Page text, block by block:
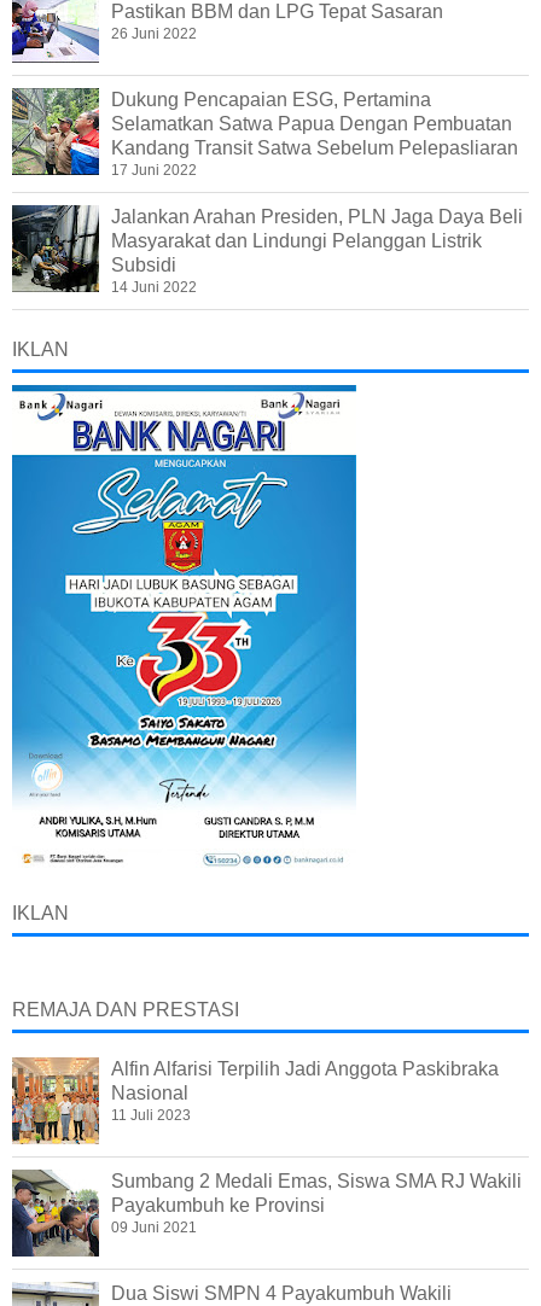
Pastikan BBM dan LPG Tepat Sasaran
26 Juni 2022
Dukung Pencapaian ESG, Pertamina
Selamatkan Satwa Papua Dengan Pembuatan
Kandang Transit Satwa Sebelum Pelepasliaran
17 Juni 2022
Jalankan Arahan Presiden, PLN Jaga Daya Beli
Masyarakat dan Lindungi Pelanggan Listrik
Subsidi
14 Juni 2022
IKLAN
IKLAN
REMAJA DAN PRESTASI
Alfin Alfarisi Terpilih Jadi Anggota Paskibraka
Nasional
11 Juli 2023
Sumbang 2 Medali Emas, Siswa SMA RJ Wakili
Payakumbuh ke Provinsi
09 Juni 2021
Dua Siswi SMPN 4 Payakumbuh Wakili